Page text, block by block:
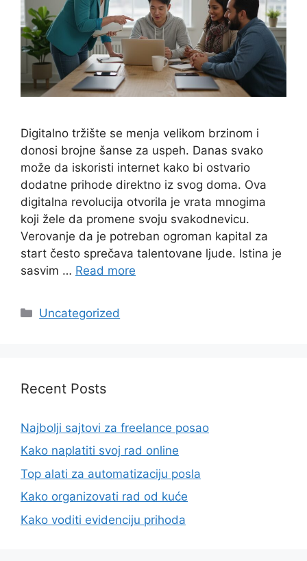
Digitalno tržište se menja velikom brzinom i
donosi brojne šanse za uspeh. Danas svako
može da iskoristi internet kako bi ostvario
dodatne prihode direktno iz svog doma. Ova
digitalna revolucija otvorila je vrata mnogima
koji žele da promene svoju svakodnevicu.
Verovanje da je potreban ogroman kapital za
start često sprečava talentovane ljude. Istina je
sasvim … Read more
Categories
Uncategorized
Recent Posts
Najbolji sajtovi za freelance posao
Kako naplatiti svoj rad online
Top alati za automatizaciju posla
Kako organizovati rad od kuće
Kako voditi evidenciju prihoda